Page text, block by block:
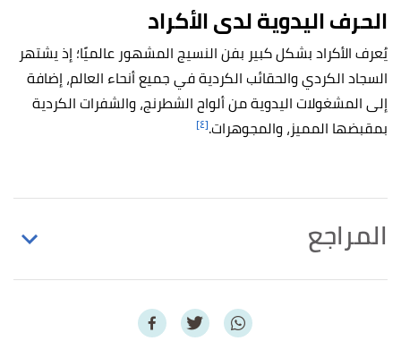
الحرف اليدوية لدى الأكراد
يُعرف الأكراد بشكل كبير بفن النسيج المشهور عالميًا؛ إذ يشتهر
السجاد الكردي والحقائب الكردية في جميع أنحاء العالم، إضافة
إلى المشغولات اليدوية من ألواح الشطرنج، والشفرات الكردية
بمقبضها المميز، والمجوهرات.[٤]
المراجع
فضفاضة.. أحزمة وسلاسل ذهبية، فما هي حكاية زي